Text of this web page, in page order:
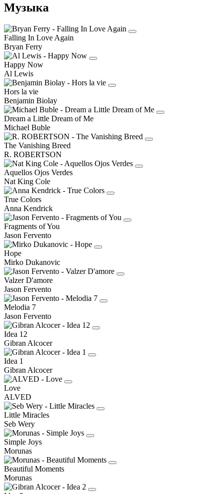
Музыка
Falling In Love Again
Bryan Ferry
Happy Now
Al Lewis
Hors la vie
Benjamin Biolay
Dream a Little Dream of Me
Michael Buble
The Vanishing Breed
R. ROBERTSON
Aquellos Ojos Verdes
Nat King Cole
True Colors
Anna Kendrick
Fragments of You
Jason Fervento
Hope
Mirko Dukanovic
Valzer D'amore
Jason Fervento
Melodia 7
Jason Fervento
Idea 12
Gibran Alcocer
Idea 1
Gibran Alcocer
Love
ALVED
Little Miracles
Seb Wery
Simple Joys
Morunas
Beautiful Moments
Morunas